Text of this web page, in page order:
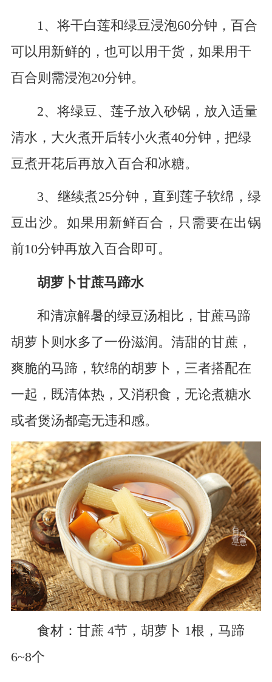
1、将干白莲和绿豆浸泡60分钟，百合
可以用新鲜的，也可以用干货，如果用干
百合则需浸泡20分钟。
2、将绿豆、莲子放入砂锅，放入适量
清水，大火煮开后转小火煮40分钟，把绿
豆煮开花后再放入百合和冰糖。
3、继续煮25分钟，直到莲子软绵，绿
豆出沙。如果用新鲜百合，只需要在出锅
前10分钟再放入百合即可。
胡萝卜甘蔗马蹄水
和清凉解暑的绿豆汤相比，甘蔗马蹄
胡萝卜则水多了一份滋润。清甜的甘蔗，
爽脆的马蹄，软绵的胡萝卜，三者搭配在
一起，既清体热，又消积食，无论煮糖水
或者煲汤都毫无违和感。
食材：甘蔗 4节，胡萝卜 1根，马蹄
6~8个